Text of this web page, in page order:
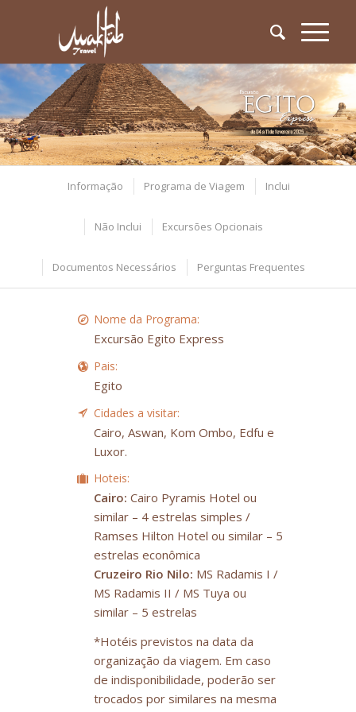
Informação Programa de Viagem Inclui
Não Inclui Excursões Opcionais
Documentos Necessários Perguntas Frequentes
Nome da Programa:
Excursão Egito Express
Pais:
Egito
Cidades a visitar:
Cairo, Aswan, Kom Ombo, Edfu e
Luxor.
Hoteis:
Cairo: Cairo Pyramis Hotel ou
similar – 4 estrelas simples /
Ramses Hilton Hotel ou similar – 5
estrelas econômica
Cruzeiro Rio Nilo: MS Radamis I /
MS Radamis II / MS Tuya ou
similar – 5 estrelas
*Hotéis previstos na data da
organização da viagem. Em caso
de indisponibilidade, poderão ser
trocados por similares na mesma